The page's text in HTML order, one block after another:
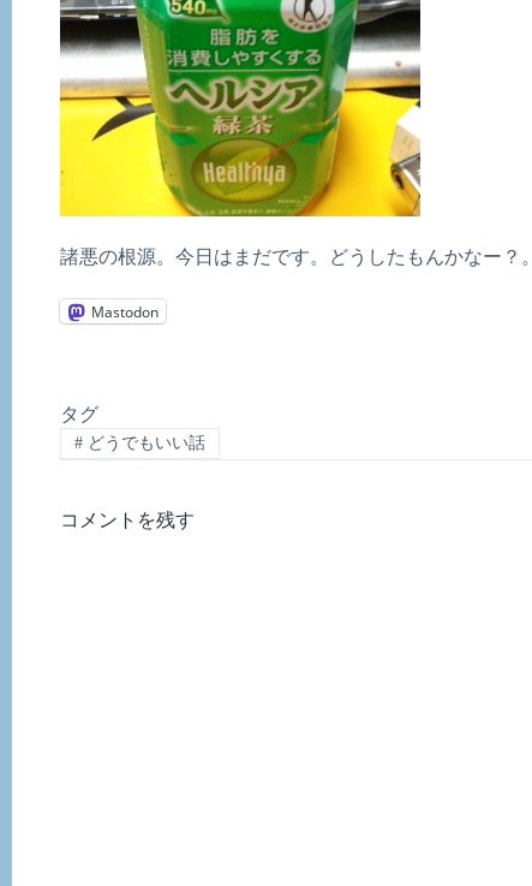
諸悪の根源。今日はまだです。どうしたもんかなー？。
Mastodon
タグ
#どうでもいい話
コメントを残す